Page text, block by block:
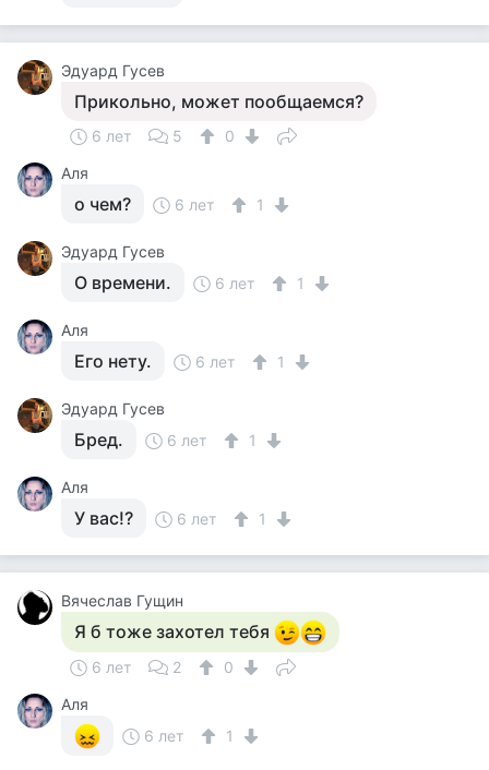
Эдуард Гусев
Прикольно, может пообщаемся?
6 лет 5
0
Аля
о чем? 6 лет 1
Эдуард Гусев
О времени. 6 лет 1
Аля
Его нету. 6 лет 1
Эдуард Гусев
Бред. 6 лет 1
Аля
У вас!? 6 лет 1
Вячеслав Гущин
Я б тоже захотел тебя
6 лет 2
0
Аля
6 лет
1